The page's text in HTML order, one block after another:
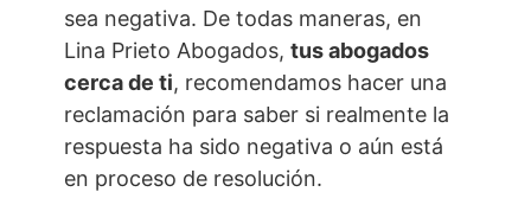
sea negativa. De todas maneras, en
Lina Prieto Abogados, tus abogados
cerca de ti, recomendamos hacer una
reclamación para saber si realmente la
respuesta ha sido negativa o aún está
en proceso de resolución.